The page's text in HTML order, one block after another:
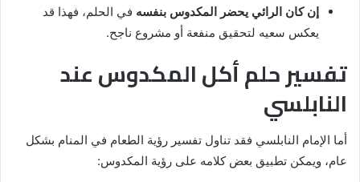
إن كان الرائي يحضر المكدوس بنفسه في الحلم، فهذا قد
يعكس سعيه لتحقيق منفعة أو مشروع ناجح.
تفسير حلم أكل المكدوس عند
النابلسي
أما الإمام النابلسي فقد تناول تفسير رؤية الطعام في المنام بشكل
عام، ويمكن تطبيق بعض كلامه على رؤية المكدوس: